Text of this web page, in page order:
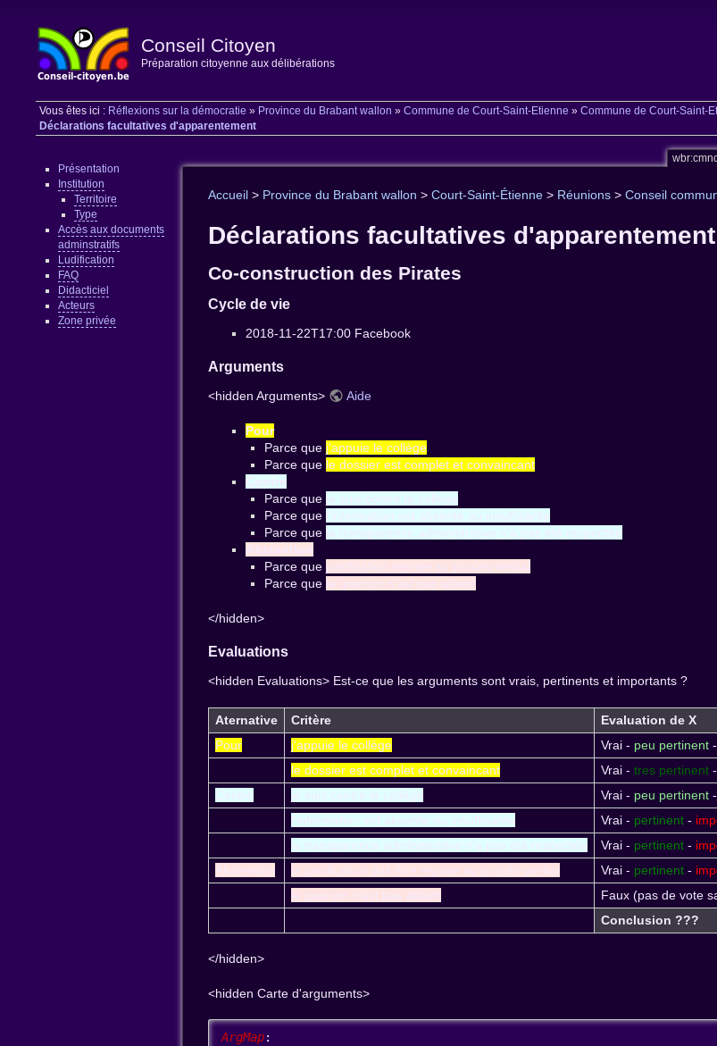
Conseil Citoyen
Préparation citoyenne aux délibérations
Vous êtes ici : Réflexions sur la démocratie » Province du Brabant wallon »Commune de Court-Saint-Etienne »Commune de Court-Saint-
Déclarations facultatives d'apparentement
Présentation
Institution
Territoire
Type
Accès aux documents
adminstratifs
Ludification
FAQ
Didacticiel
Acteurs
Zone privée
Accueil > Province du Brabant wallon >Court-Saint-Étienne > Réunions >Conseil
Déclarations facultatives d'apparentement
Co-construction des Pirates
Cycle de vie
2018-11-22T17:00 Facebook
Arguments
<hidden Arguments> Aide
Pour
Parce que j'appuie le collège
Parce que le dossier est complet et convaincant
Parce que
Parce que
Parce que
Abstention
Parce que justification reprise au procès-verbal
Parce que le quorum n'est pas atteint
</hidden>
Evaluations
<hidden Evaluations> Est-ce que les arguments sont vrais, pertinents et importants ?
Aternative Critère
Evaluation de X
Pour
j'appuie le collège Vrai - peu pertinent -
le dossier est complet et convaincant
Vrai -tres pertinent
Vrai - peu pertinent-
Vrai - pertinent-
Vrai - pertinent-
Abstention
la justification doit être reprise au procès-perbal Vrai - pertinent-
le quorum n'est pas atteint
Faux (pas de vote
Conclusion ???
</hidden>
<hidden Carte d'arguments>
ArgMap: